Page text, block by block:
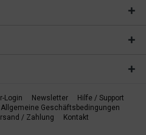
Login Newsletter
Hilfe / Support
Allgemeine Geschäftsbedingungen
/ Zahlung Kontakt